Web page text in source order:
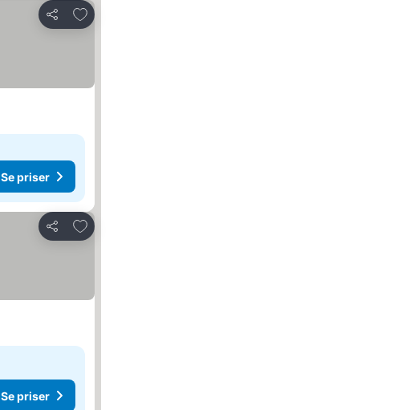
Del
Legg til i favoritter
Se priser
Del
Legg til i favoritter
Se priser